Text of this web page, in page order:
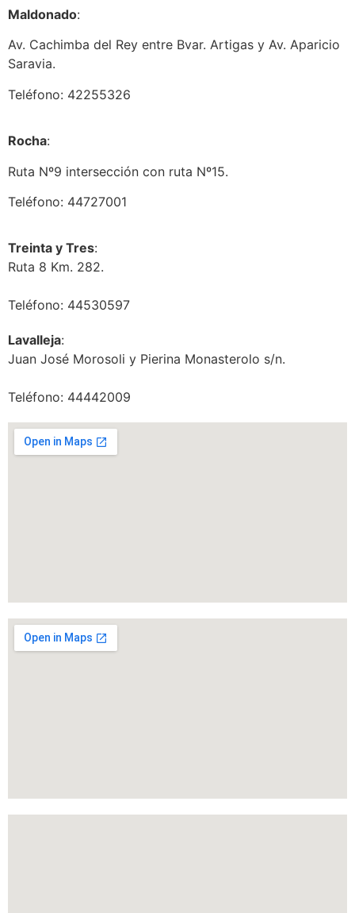
Maldonado:
Av. Cachimba del Rey entre Bvar. Artigas y Av. Aparicio
Saravia.
Teléfono: 42255326
Rocha:
Ruta Nº9 intersección con ruta Nº15.
Teléfono: 44727001
Treinta y Tres:
Ruta 8 Km. 282.
Teléfono: 44530597
Lavalleja:
Juan José Morosoli y Pierina Monasterolo s/n.
Teléfono: 44442009